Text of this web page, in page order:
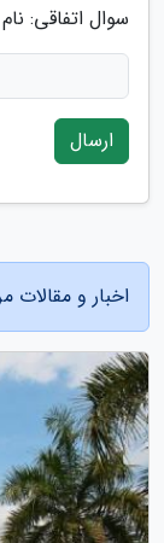
سوال اتفاقی:
ارسال
اخبار و مقالات